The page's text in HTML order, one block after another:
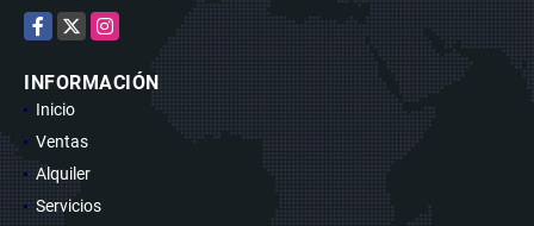
Facebook
X Instagram
INFORMACIÓN
Inicio
Ventas
Alquiler
Servicios